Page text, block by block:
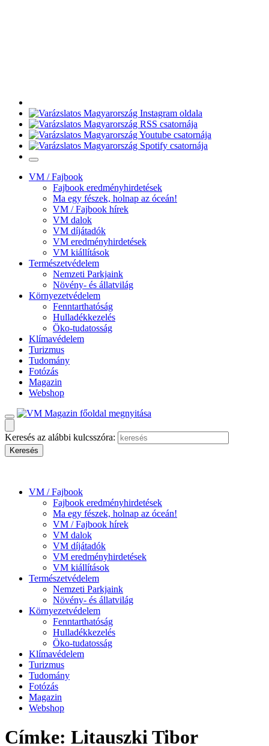
VM / Fajbook
Fajbook eredményhirdetések
Ma egy fészek, holnap az óceán!
VM / Fajbook hírek
VM dalok
VM díjátadók
VM eredményhirdetések
VM kiállítások
Természetvédelem
Nemzeti Parkjaink
Növény- és állatvilág
Környezetvédelem
Fenntarthatóság
Hulladékkezelés
Öko-tudatosság
Klímavédelem
Turizmus
Tudomány
Fotózás
Magazin
Webshop
Keresés az alábbi kulcsszóra:
VM / Fajbook
Fajbook eredményhirdetések
Ma egy fészek, holnap az óceán!
VM / Fajbook hírek
VM dalok
VM díjátadók
VM eredményhirdetések
VM kiállítások
Természetvédelem
Nemzeti Parkjaink
Növény- és állatvilág
Környezetvédelem
Fenntarthatóság
Hulladékkezelés
Öko-tudatosság
Klímavédelem
Turizmus
Tudomány
Fotózás
Magazin
Webshop
Címke: Litauszki Tibor